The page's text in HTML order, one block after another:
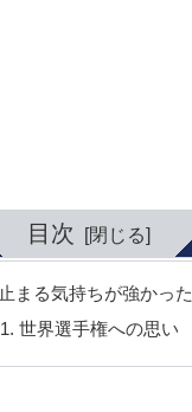
目次
止まる気持ちが強かった
世界選手権への思い